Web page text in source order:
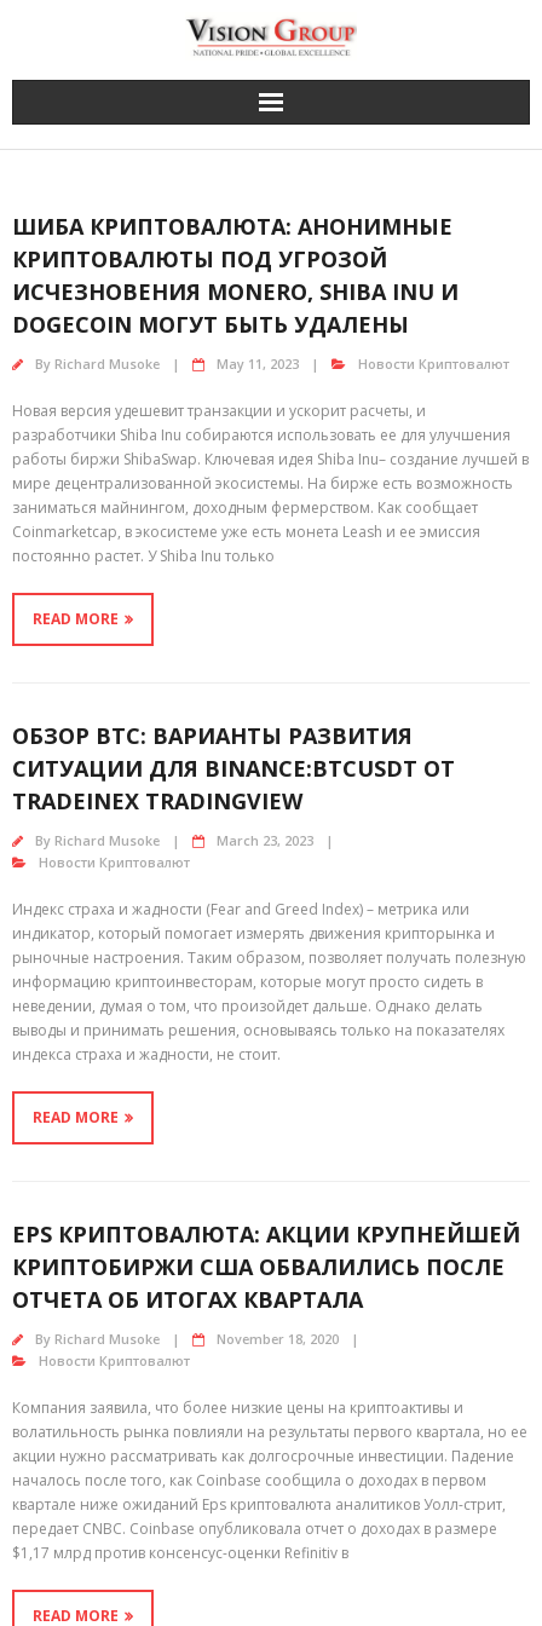
ШИБА КРИПТОВАЛЮТА: АНОНИМНЫЕ
КРИПТОВАЛЮТЫ ПОД УГРОЗОЙ
ИСЧЕЗНОВЕНИЯ MONERO, SHIBA INU И
DOGECOIN МОГУТ БЫТЬ УДАЛЕНЫ
By Richard Musoke May 11, 2023 Новости Криптовалют
Новая версия удешевит транзакции и ускорит расчеты, и
разработчики Shiba Inu собираются использовать ее для улучшения
работы биржи ShibaSwap. Ключевая идея Shiba Inu– создание лучшей в
мире децентрализованной экосистемы. На бирже есть возможность
заниматься майнингом, доходным фермерством. Как сообщает
Coinmarketcap, в экосистеме уже есть монета Leash и ее эмиссия
постоянно растет. У Shiba Inu только
READ MORE
ОБЗОР BTC: ВАРИАНТЫ РАЗВИТИЯ
СИТУАЦИИ ДЛЯ BINANCE:BTCUSDT ОТ
TRADEINEX TRADINGVIEW
By Richard Musoke
March 23, 2023
Новости Криптовалют
Индекс страха и жадности (Fear and Greed Index) – метрика или
индикатор, который помогает измерять движения крипторынка и
рыночные настроения. Таким образом, позволяет получать полезную
информацию криптоинвесторам, которые могут просто сидеть в
неведении, думая о том, что произойдет дальше. Однако делать
выводы и принимать решения, основываясь только на показателях
индекса страха и жадности, не стоит.
READ MORE
EPS КРИПТОВАЛЮТА: АКЦИИ КРУПНЕЙШЕЙ
КРИПТОБИРЖИ США ОБВАЛИЛИСЬ ПОСЛЕ
ОТЧЕТА ОБ ИТОГАХ КВАРТАЛА
By Richard Musoke
November 18, 2020
Новости Криптовалют
Компания заявила, что более низкие цены на криптоактивы и
волатильность рынка повлияли на результаты первого квартала, но ее
акции нужно рассматривать как долгосрочные инвестиции. Падение
началось после того, как Coinbase сообщила о доходах в первом
квартале ниже ожиданий Eps криптовалюта аналитиков Уолл-стрит,
передает CNBC. Coinbase опубликовала отчет о доходах в размере
$1,17 млрд против консенсус-оценки Refinitiv в
READ MORE